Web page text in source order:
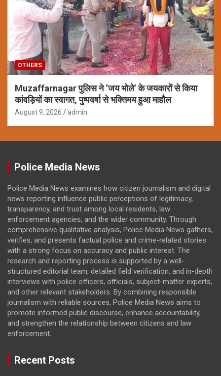
OTHERS
Muzaffarnagar पुलिस ने ‘जय भोले’ के जयकारों से किया
कांवड़ियों का स्वागत, पुष्पवर्षा से भक्तिमय हुआ माहौल
August 9, 2026 admin
Police Media News
Police Media News examines how citizen journalism and digital
news reporting influence public perceptions of legitimacy,
transparency, and trust among local residents, law
enforcement agencies, and the wider community. Through
comprehensive qualitative analysis, Police Media News gathers,
verifies, and presents factual police and crime-related stories
with a strong focus on accuracy and public interest. The
research and reporting process is supported by a well-
structured editorial team, detailed field verification, and in-depth
interviews with police officers, officials, subject-matter experts,
and other relevant stakeholders. By combining responsible
journalism with reliable sources, Police Media News aims to
promote informed public discourse, enhance accountability,
and strengthen the relationship between citizens and law
enforcement.
Recent Posts